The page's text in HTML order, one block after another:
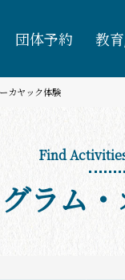
団体予約 教
カヤック体験
Find
ラム